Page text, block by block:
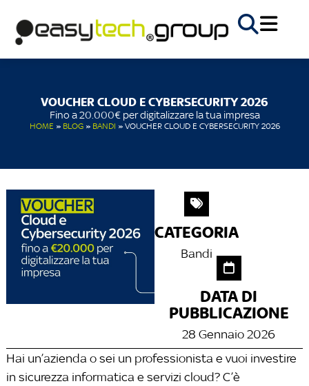
VOUCHER CLOUD E CYBERSECURITY 2026
Fino a 20.000€ per digitalizzare la tua impresa
HOME » BLOG» BANDI »VOUCHER CLOUD E CYBERSECURITY 2026
CATEGORIA
Bandi
DATA DI
PUBBLICAZIONE
28 Gennaio 2026
Hai un’azienda o sei un professionista e vuoi investire
in sicurezza informatica e servizi cloud? C’è